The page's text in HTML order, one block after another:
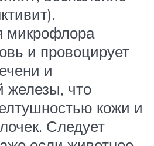
микрофлора
и провоцирует
и
железы, что
кожи и
Следует